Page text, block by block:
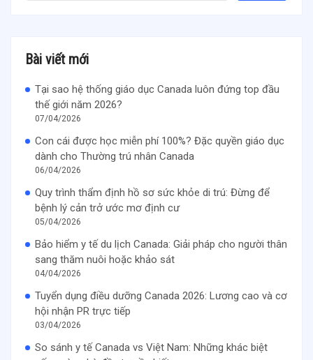
Bài viết mới
Tại sao hệ thống giáo dục Canada luôn đứng top đầu
thế giới năm 2026?
07/04/2026
Con cái được học miễn phí 100%? Đặc quyền giáo dục
dành cho Thường trú nhân Canada
06/04/2026
Quy trình thẩm định hồ sơ sức khỏe di trú: Đừng để
bệnh lý cản trở ước mơ định cư
05/04/2026
Bảo hiểm y tế du lịch Canada: Giải pháp cho người thân
sang thăm nuôi hoặc khảo sát
04/04/2026
Tuyển dụng điều dưỡng Canada 2026: Lương cao và cơ
hội nhận PR trực tiếp
03/04/2026
So sánh y tế Canada vs Việt Nam: Những khác biệt